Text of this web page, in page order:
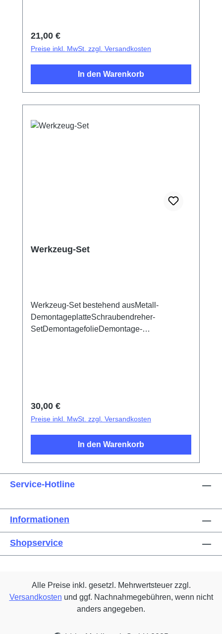
Regulärer Preis:
21,00 €
Preise inkl. MwSt. zzgl. Versandkosten
In den Warenkorb
Werkzeug-Set
Werkzeug-Set bestehend ausMetall-
DemontageplatteSchraubendreher-
SetDemontagefolieDemontage-
Demontageplättchen
Regulärer Preis:
30,00 €
Preise inkl. MwSt. zzgl. Versandkosten
In den Warenkorb
Service-Hotline
Informationen
Shopservice
Alle Preise inkl. gesetzl. Mehrwertsteuer zzgl.
Versandkosten und ggf. Nachnahmegebühren, wenn nicht
anders angegeben.